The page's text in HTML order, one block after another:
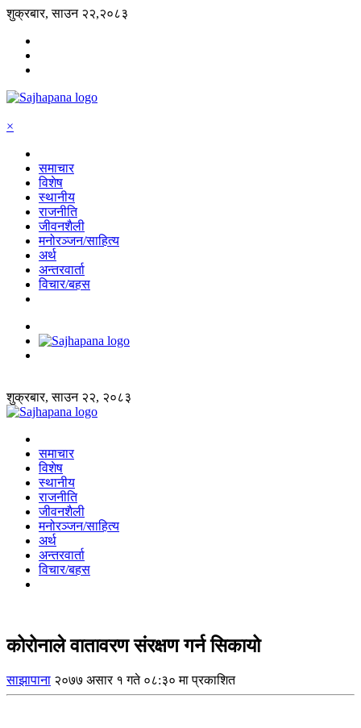
शुक्रबार, साउन २२,२०८३
×
समाचार
विशेष
स्थानीय
राजनीति
जीवनशैली
मनोरञ्जन/साहित्य
अर्थ
अन्तरवार्ता
विचार/बहस
शुक्रबार, साउन २२, २०८३
समाचार
विशेष
स्थानीय
राजनीति
जीवनशैली
मनोरञ्जन/साहित्य
अर्थ
अन्तरवार्ता
विचार/बहस
कोरोनाले वातावरण संरक्षण गर्न सिकायो
साझापाना २०७७ असार १ गते ०८:३० मा प्रकाशित